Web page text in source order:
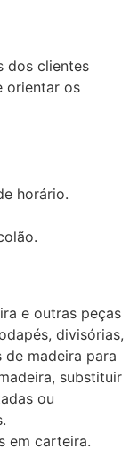
dos clientes
orientar os
horário.
e outras peças
divisórias,
madeira para
substituir
ou
em carteira.